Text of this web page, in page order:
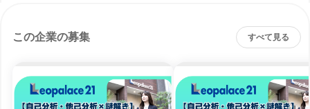
この企業の募集 すべて見る